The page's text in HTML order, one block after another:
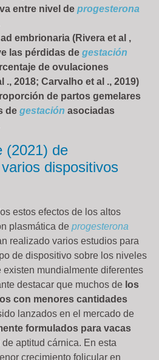
entre nivel de progesterona
embrionaria (Rivera et al ,
las pérdidas de gestación
de ovulaciones
., 2018; Carvalho et al ., 2019)
de partos gemelares
de gestación asociadas
(2021) de
dispositivos
estos efectos de los altos
plasmática de progesterona
realizado varios estudios para
de dispositivo sobre los niveles
existen mundialmente diferentes
destacar que muchos de los
con menores cantidades
lanzados en el mercado de
formulados para vacas
de aptitud cárnica. En esta
crecimiento folicular en